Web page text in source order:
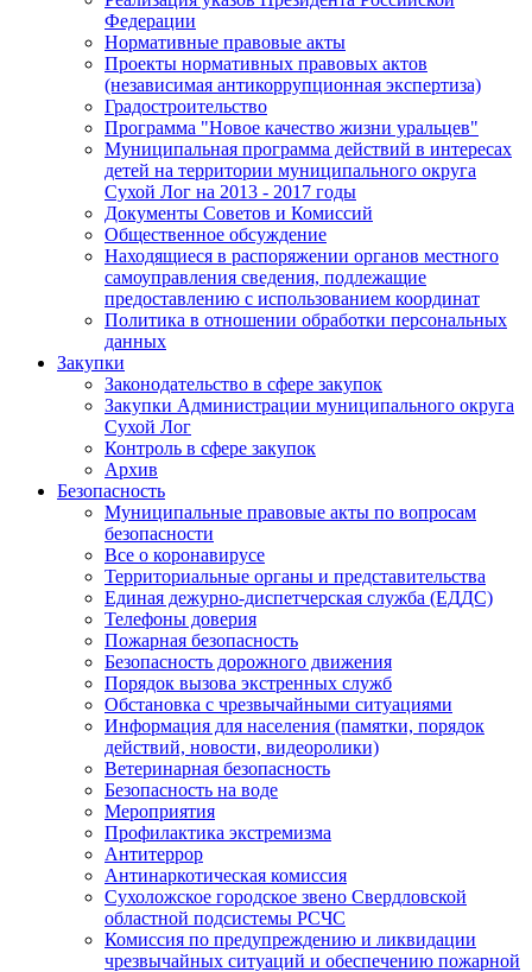
Федерации
Нормативные правовые акты
Проекты нормативных правовых актов
(независимая антикоррупционная экспертиза)
Градостроительство
Программа "Новое качество жизни уральцев"
Муниципальная программа действий в интересах
детей на территории муниципального округа
Сухой Лог на 2013 - 2017 годы
Документы Советов и Комиссий
Общественное обсуждение
Находящиеся в распоряжении органов местного
самоуправления сведения, подлежащие
предоставлению с использованием координат
Политика в отношении обработки персональных
данных
Закупки
Законодательство в сфере закупок
Закупки Администрации муниципального округа
Сухой Лог
Контроль в сфере закупок
Архив
Безопасность
Муниципальные правовые акты по вопросам
безопасности
Все о коронавирусе
Территориальные органы и представительства
Единая дежурно-диспетчерская служба (ЕДДС)
Телефоны доверия
Пожарная безопасность
Безопасность дорожного движения
Порядок вызова экстренных служб
Обстановка с чрезвычайными ситуациями
Информация для населения (памятки, порядок
действий, новости, видеоролики)
Ветеринарная безопасность
Безопасность на воде
Мероприятия
Профилактика экстремизма
Антитеррор
Антинаркотическая комиссия
Сухоложское городское звено Свердловской
областной подсистемы РСЧС
Комиссия по предупреждению и ликвидации
чрезвычайных ситуаций и обеспечению пожарной